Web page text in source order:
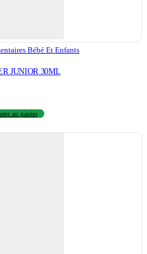
Bébé Et Enfants
JUNIOR 30ML
au panier